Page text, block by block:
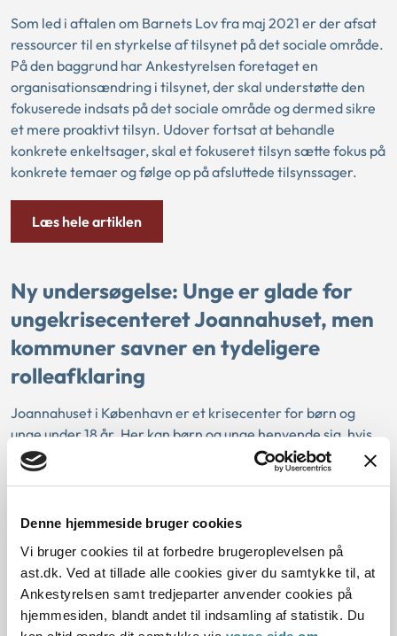
Denne hjemmeside bruger cookies
Vi bruger cookies til at forbedre brugeroplevelsen på
ast.dk. Ved at tillade alle cookies giver du samtykke til, at
Ankestyrelsen samt tredjeparter anvender cookies på
hjemmesiden, blandt andet til indsamling af statistik. Du
Som led i aftalen om Barnets Lov fra maj 2021 er der afsat
ressourcer til en styrkelse af tilsynet på det sociale område.
På den baggrund har Ankestyrelsen foretaget en
organisationsændring i tilsynet, der skal understøtte den
fokuserede indsats på det sociale område og dermed sikre
et mere proaktivt tilsyn. Udover fortsat at behandle
konkrete enkeltsager, skal et fokuseret tilsyn sætte fokus på
konkrete temaer og følge op på afsluttede tilsynssager.
Læs hele artiklen
Ny undersøgelse: Unge er glade for
ungekrisecenteret Joannahuset, men
kommuner savner en tydeligere
rolleafklaring
Joannahuset i København er et krisecenter for børn og
unge under 18 år. Her kan børn og unge henvende sig, hvis
de har brug for hjælp. En ny undersøgelse fra
Ankestyrelsen viser, at siden ungekrisecentrets åbnede i
har i undersøgelsen talt med tre unge. De har været glade
for den støtte og rådgivning, de har fået hos Joannahuset.
Vi har også talt med kommuner, som fortæller, at
ungekrisecentret skaber værdi for børn og unge i krise,
men at de savner en tydeligere rolleafklaring i samarbejdet
med Joannahuset.